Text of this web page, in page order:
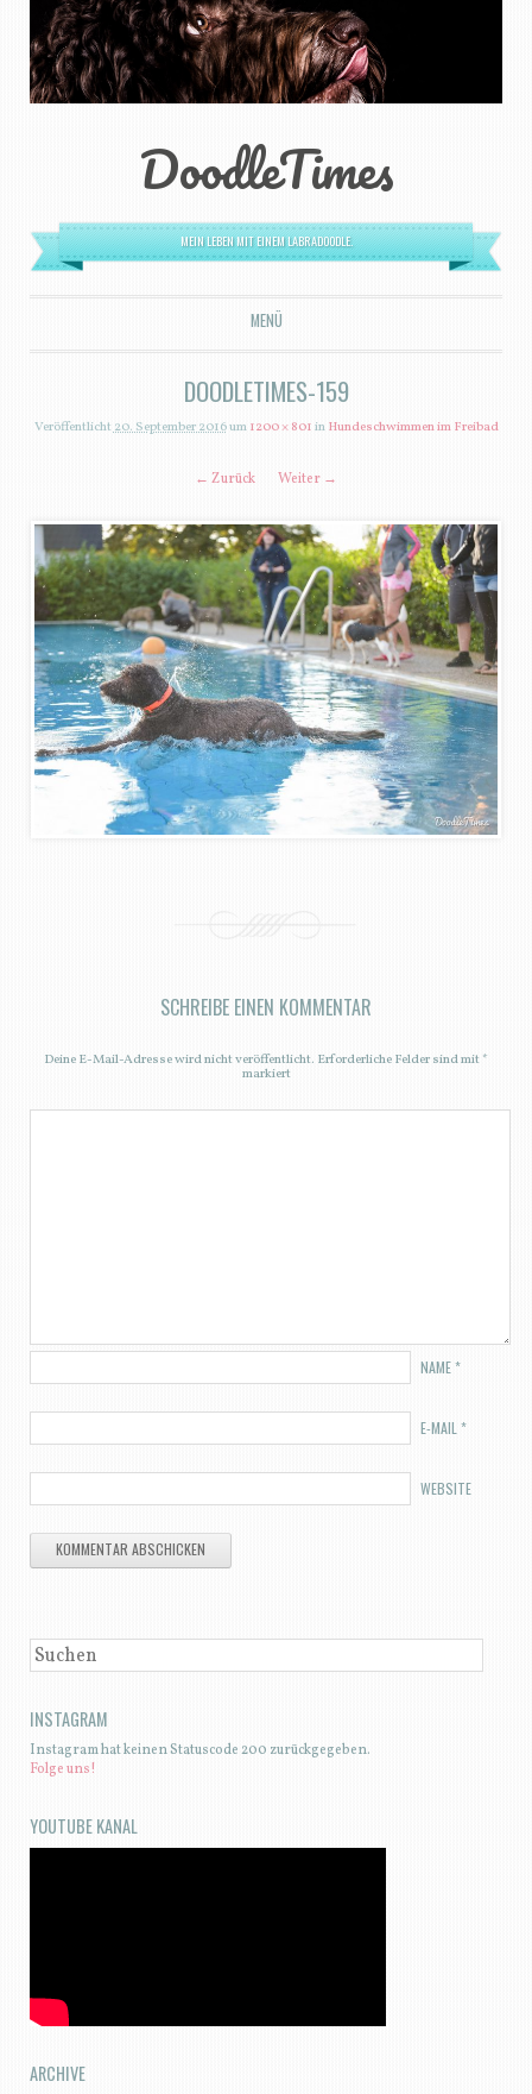
DoodleTimes
MEIN LEBEN MIT EINEM LABRADOODLE.
MENÜ
ZUM INHALT SPRINGEN
DOODLETIMES-159
Veröffentlicht20. September 2016um1200 × 801inHundeschwimmen im Freibad
← Zurück Weiter →
SCHREIBE EINEN KOMMENTAR
Deine E-Mail-Adresse wird nicht veröffentlicht. Erforderliche Felder sind mit*
markiert
NAME*
E-MAIL *
WEBSITE
SUCHEN
INSTAGRAM
Instagram hat keinen Statuscode 200 zurückgegeben.
Folge uns!
YOUTUBE KANAL
ARCHIVE